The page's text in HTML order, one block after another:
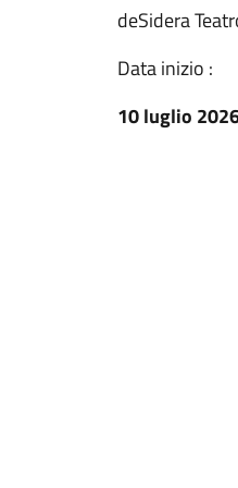
deSidera
Data inizio :
10 luglio